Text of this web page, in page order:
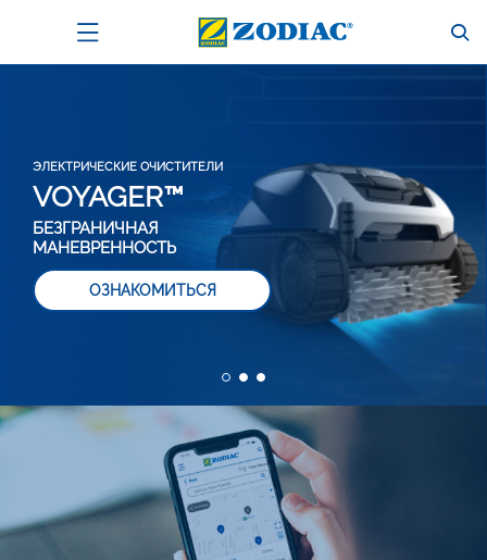
PЕШЕНИЯМИ ПО
ЭЛЕКТРОЛИЗУ EXO®
Контроль воды в полном спокойствии
ОЗНАКОМИТЬСЯ